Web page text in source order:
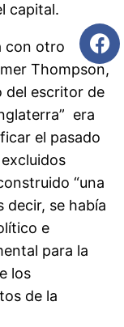
capital.
con otro
Thompson,
del escritor de
era
el pasado
“una
decir, se había
e
para la
los
de la